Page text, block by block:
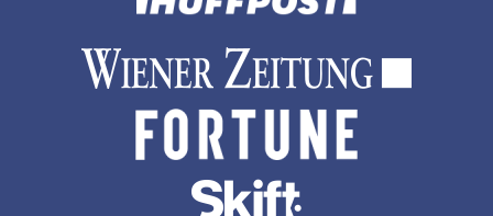
Hôtels en Rhone Alpes